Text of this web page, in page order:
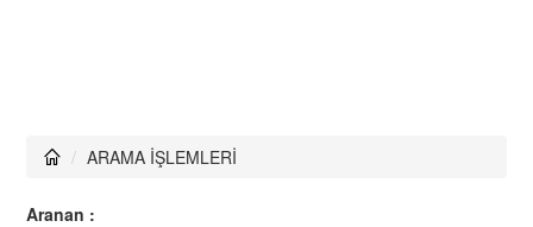
ARAMA İŞLEMLERİ
Aranan :